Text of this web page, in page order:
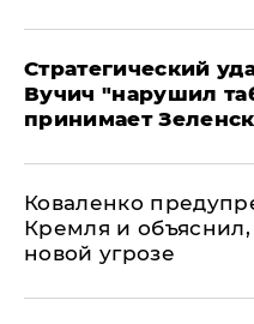
Стратегический
Вучич "нарушил
принимает
Коваленко
Кремля и объяснил,
новой угрозе